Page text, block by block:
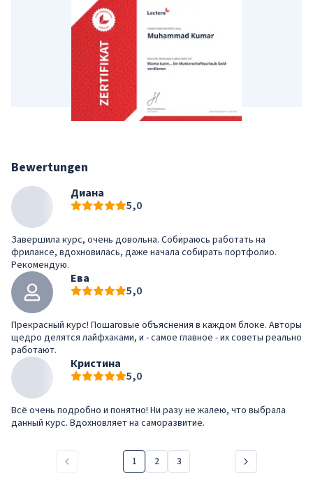
Bewertungen
Диана
5,0
Завершила курс, очень довольна. Собираюсь работать на
фрилансе, вдохновилась, даже начала собирать портфолио.
Рекомендую.
Ева
5,0
Прекрасный курс! Пошаговые объяснения в каждом блоке. Авторы
щедро делятся лайфхаками, и - самое главное - их советы реально
работают.
Кристина
5,0
Всё очень подробно и понятно! Ни разу не жалею, что выбрала
данный курс. Вдохновляет на саморазвитие.
1 2 3